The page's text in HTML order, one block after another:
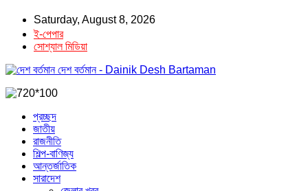
Saturday, August 8, 2026
ই-পেপার
সোশ্যাল মিডিয়া
দেশ বর্তমান - Dainik Desh Bartaman
প্রচ্ছদ
জাতীয়
রাজনীতি
শিল্প-বাণিজ্য
আন্তর্জাতিক
সারাদেশ